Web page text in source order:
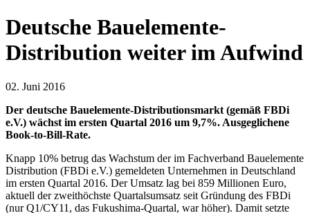
Deutsche Bauelemente-
Distribution weiter im Aufwind
02. Juni 2016
Der deutsche Bauelemente-Distributionsmarkt (gemäß FBDi
e.V.) wächst im ersten Quartal 2016 um 9,7%. Ausgeglichene
Book-to-Bill-Rate.
Knapp 10% betrug das Wachstum der im Fachverband Bauelemente
Distribution (FBDi e.V.) gemeldeten Unternehmen in Deutschland
im ersten Quartal 2016. Der Umsatz lag bei 859 Millionen Euro,
aktuell der zweithöchste Quartalsumsatz seit Gründung des FBDi
(nur Q1/CY11, das Fukushima-Quartal, war höher). Damit setzte